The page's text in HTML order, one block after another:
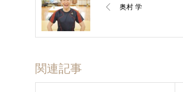
奥村 学
関連記事